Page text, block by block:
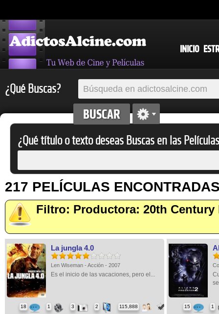
INICIO
¿Qué Buscas?
¿Qué título o texto deseas Buscas en las
217 PELÍCULAS
Filtro: Productora: 20th Century
La jungla 4.0
Len Wiseman - Acción - 2007
Es el inicio de las vacaciones, pero el...
18 1 3 2 115,888 15 1